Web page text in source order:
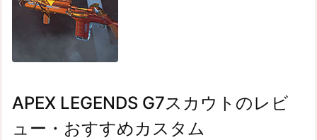
APEX LEGENDS G7スカウトのレビ
ュー・おすすめカスタム